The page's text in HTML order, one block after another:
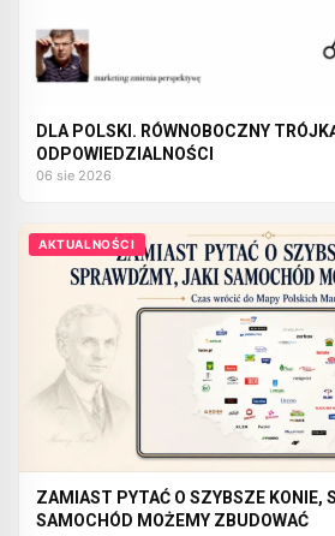
DLA POLSKI. RÓWNOBOCZNY
ODPOWIEDZIALNOŚCI
06 sie 2026
AKTUALNOŚCI
ZAMIAST PYTAĆ O SZYBSZE KONIE,
SAMOCHÓD MOŻEMY ZBUDOWAĆ